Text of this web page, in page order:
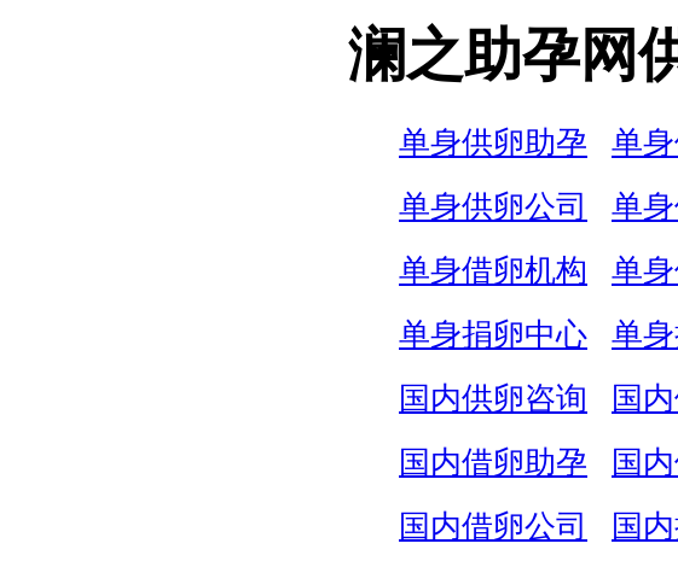
澜之助孕网
单身供卵助孕 单
单身供卵公司
单
单身借卵机构
单
单身捐卵中心
单
国内供卵咨询
国
国内借卵助孕
国
国内借卵公司
国